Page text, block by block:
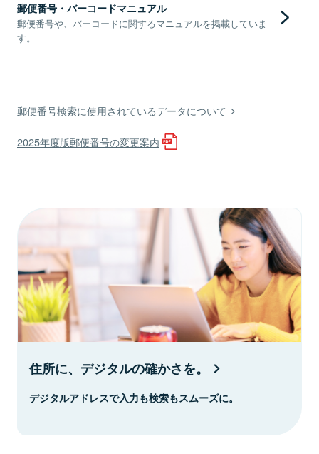
郵便番号・バーコードマニュアル
郵便番号や、バーコードに関するマニュアルを掲載していま
す。
郵便番号検索に使用されているデータについて
2025年度版郵便番号の変更案内
住所に、デジタルの確かさを。
デジタルアドレスで入力も検索もスムーズに。